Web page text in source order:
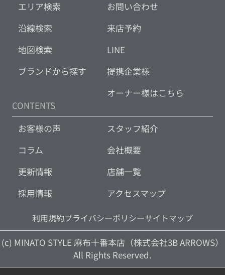
エリア検索
沿線検索
地図検索
ブランドから探す
お問い合わせ
来店予約
LINE
提携企業様
オーナー様はこちら
CONTENTS
お客様の声
コラム
更新情報
採用情報
スタッフ紹介
会社概要
店舗一覧
アクセスマップ
利用規約プライバシーポリシーサイトマップ
(c) MINATO STYLE 麻布十番本店（株式会社3B ARROWS）
All Rights Reserved.